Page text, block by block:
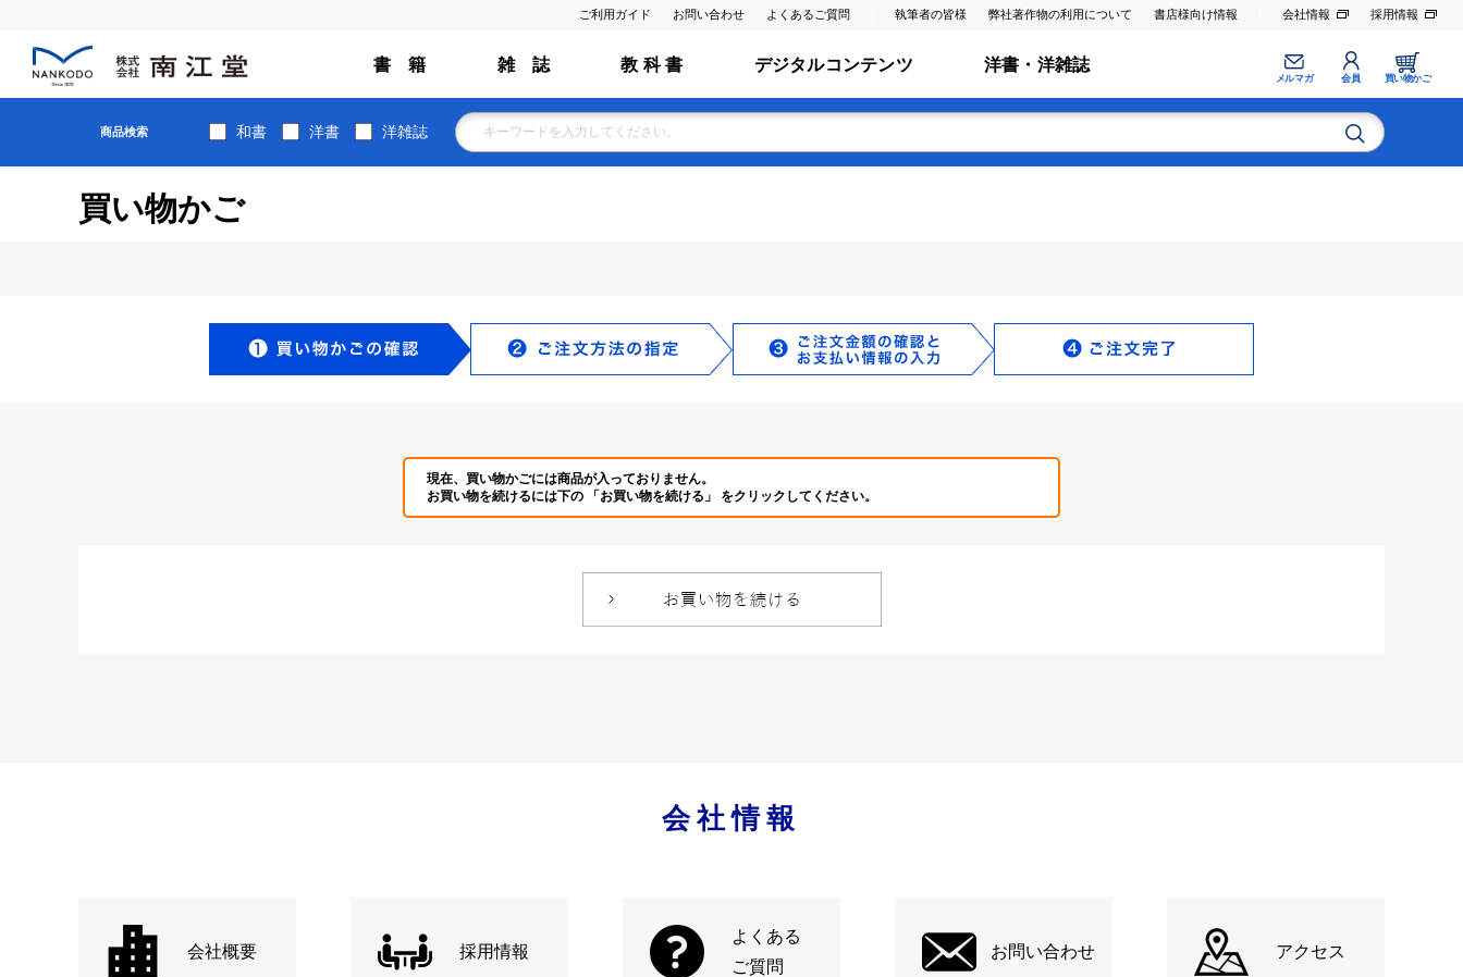
ご利用ガイド お問い合わせ よくあるご質問 執筆者の皆様 弊社著作物の利用について 書店様向け情報 会社情報 採用情報
書 籍 雑 誌 教 科 書 デジタルコンテンツ 洋書・洋雑誌
メルマガ 会員 買い物かご
商品検索 和書 洋書 洋雑誌
買い物かご
現在、買い物かごには商品が入っておりません。
お買い物を続けるには下の 「お買い物を続ける」 をクリックしてください。
会社情報
会社概要 採用情報
よくある
ご質問
お問い合わせ アクセス